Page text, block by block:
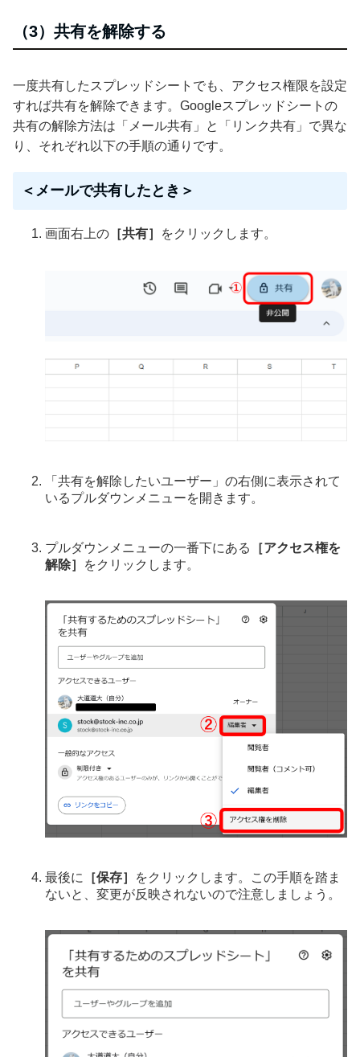
（3）共有を解除する
一度共有したスプレッドシートでも、アクセス権限を設定
すれば共有を解除できます。Googleスプレッドシートの
共有の解除方法は「メール共有」と「リンク共有」で異な
り、それぞれ以下の手順の通りです。
＜メールで共有したとき＞
画面右上の ［共有］ をクリックします。
「共有を解除したいユーザー」の右側に表示されて
いるプルダウンメニューを開きます。
プルダウンメニューの一番下にある
［アクセス権を
解除］
をクリックします。
最後に ［保存］
をクリックします。この手順を踏ま
ないと、変更が反映されないので注意しましょう。